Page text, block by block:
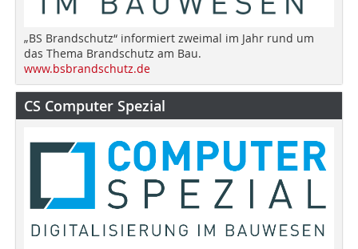
„BS Brandschutz“ informiert zweimal im Jahr rund um
das Thema Brandschutz am Bau.
www.bsbrandschutz.de
CS Computer Spezial